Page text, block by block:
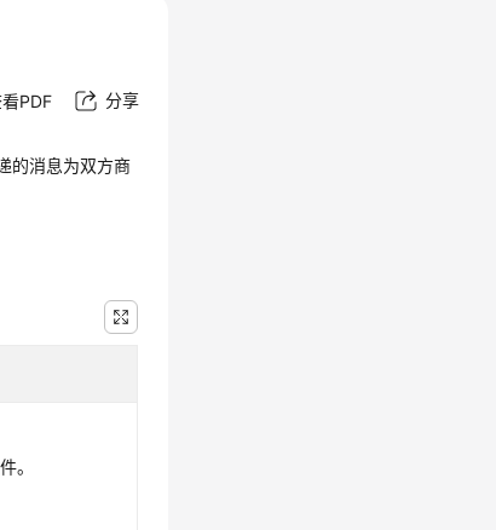
PDF 分享
的消息为双方商
。